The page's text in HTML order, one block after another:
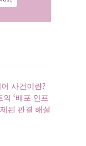
사건이란?
‘배포 인프
된 판결 해설